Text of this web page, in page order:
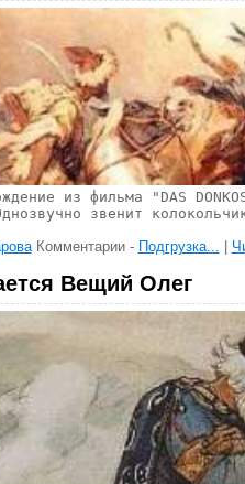
из фильма "DAS
звенит
Комментарии - Подгрузка... |
Вещий Олег